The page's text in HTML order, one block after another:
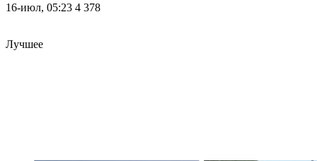
16-июл, 05:23 4 378
Лучшее